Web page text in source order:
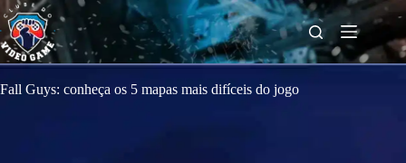
k
i
p
o
Fall Guys: conheça os 5 mapas mais difíceis do jogo